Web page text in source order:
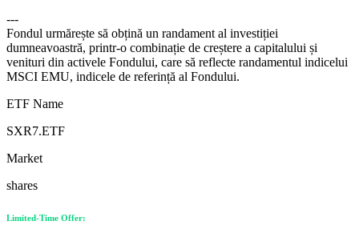
---
Fondul urmărește să obțină un randament al investiției
dumneavoastră, printr-o combinație de creștere a capitalului și
venituri din activele Fondului, care să reflecte randamentul indicelui
MSCI EMU, indicele de referință al Fondului.
ETF Name
SXR7.ETF
Market
shares
Limited-Time Offer: